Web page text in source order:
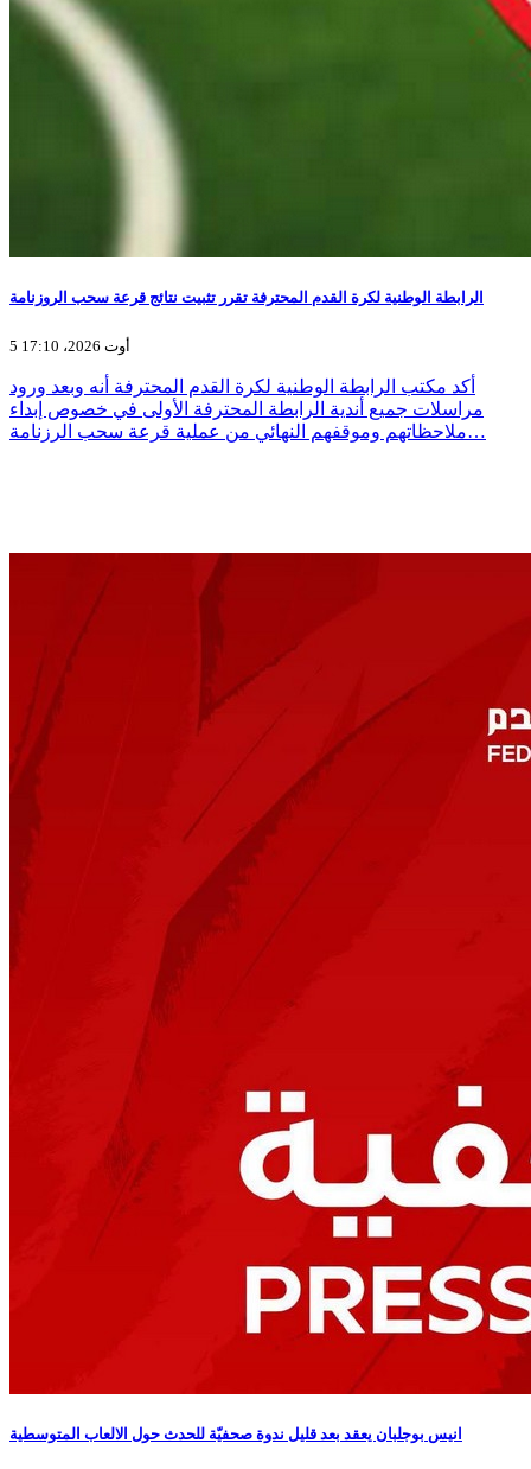
الرابطة الوطنية لكرة القدم المحترفة تقرر تثبيت نتائج قرعة سحب الروزنامة
5 أوت 2026، 17:10
أكد مكتب الرابطة الوطنية لكرة القدم المحترفة أنه وبعد ورود
مراسلات جميع أندية الرابطة المحترفة الأولى في خصوص إبداء
ملاحظاتهم وموقفهم النهائي من عملية قرعة سحب الرزنامة…
انيس بوجلبان يعقد بعد قليل ندوة صحفيّة للحدث حول الالعاب المتوسطية